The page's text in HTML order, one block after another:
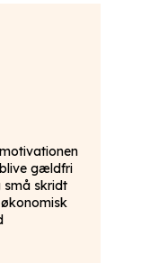
gældfri
små skridt